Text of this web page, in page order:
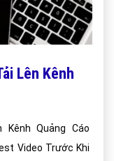
Lên Kênh
Quảng Cáo
Video Trước Khi